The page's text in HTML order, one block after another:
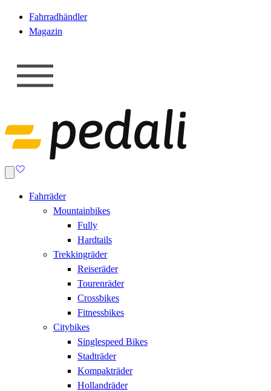
Fahrradhändler
Magazin
Fahrräder
Mountainbikes
Fully
Hardtails
Trekkingräder
Reiseräder
Tourenräder
Crossbikes
Fitnessbikes
Citybikes
Singlespeed Bikes
Stadträder
Kompakträder
Hollandräder